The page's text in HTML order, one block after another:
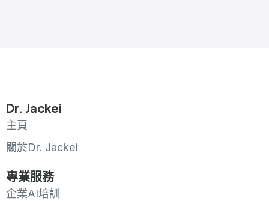
Dr. Jackei
主頁
關於Dr. Jackei
專業服務
企業AI培訓